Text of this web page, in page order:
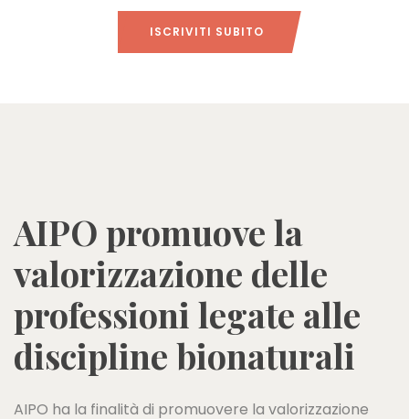
ISCRIVITI SUBITO
AIPO promuove la
valorizzazione delle
professioni legate alle
discipline bionaturali
AIPO ha la finalità di promuovere la valorizzazione